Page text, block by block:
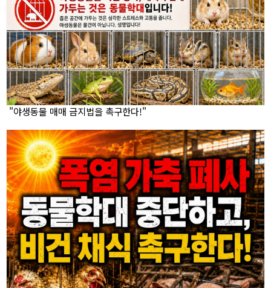
"야생동물 매매 금지법을 촉구한다!"